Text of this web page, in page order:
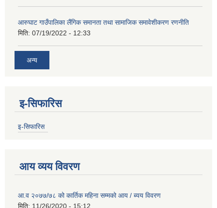
आरुघाट गाउँपालिका लैंगिक समानता तथा सामाजिक समावेशीकरण रणनीति
मिति: 07/19/2022 - 12:33
अन्य
इ-सिफारिस
इ-सिफारिस
आय व्यय विवरण
आ.व २०७७/७८ को कार्तिक महिना सम्मको आय / ब्यय विवरण
मिति: 11/26/2020 - 15:12